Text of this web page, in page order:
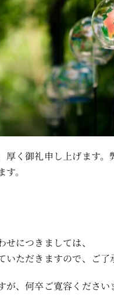
厚く御礼申し上げます
。
につきましては、
ただきますので、ご了
、何卒ご寛容ください